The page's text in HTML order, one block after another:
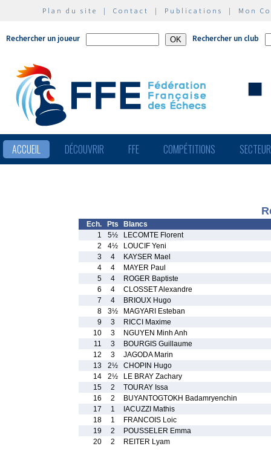
Plan du site | Contact | Publications | Mon
Rechercher un joueur Rechercher un club
ACCUEIL DÉCOUVRIR FFE COMPÉTITIONS
Ech. Pts
Blancs
1
5½
LECOMTE Florent
2
4½
LOUCIF Yeni
3
4
KAYSER Mael
4
4
MAYER Paul
5
4
ROGER Baptiste
6
4
CLOSSET Alexandre
7
4
BRIOUX Hugo
8
3½
MAGYARI Esteban
9
3
RICCI Maxime
10
3
NGUYEN Minh Anh
11
3
BOURGIS Guillaume
12
3
JAGODA Marin
13
2½
CHOPIN Hugo
14
2½
LE BRAY Zachary
15
2
TOURAY Issa
16
2
BUYANTOGTOKH Badamryenchin
17
1
IACUZZI Mathis
18
1
FRANCOIS Loic
19
2
POUSSELER Emma
20
2 REITER Lyam